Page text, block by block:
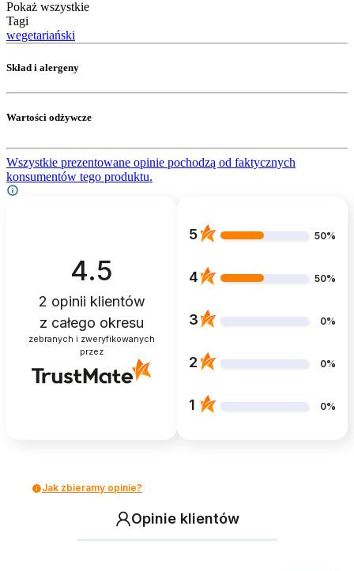
Pokaż wszystkie
Tagi
wegetariański
Skład i alergeny
Wartości odżywcze
Wszystkie prezentowane opinie pochodzą od faktycznych
konsumentów tego produktu.
4.5
2 opinii klientów
z całego okresu
zebranych i zweryfikowanych
przez
5 50%
4 50%
3 0%
2 0%
1 0%
Jak zbieramy opinie?
Opinie klientów